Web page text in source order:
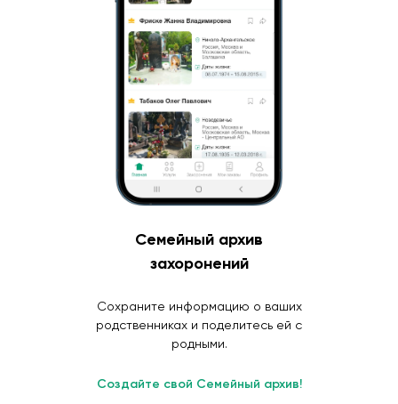
Семейный архив
захоронений
Сохраните информацию о ваших
родственниках и поделитесь ей с
родными.
Создайте свой Семейный архив!